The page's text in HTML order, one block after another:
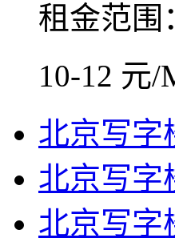
租金范围
10-12 元/
北京写字
北京写字
北京写字